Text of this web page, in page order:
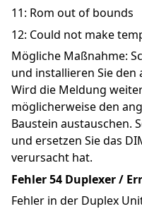
11: Rom out of bounds
12: Could not make
Mögliche Maßnahme:
und installieren Sie
Wird die Meldung
möglicherweise den
Baustein austauschen.
und ersetzen Sie das
verursacht hat.
Fehler 54 Duplexer /
Fehler in der Duplex